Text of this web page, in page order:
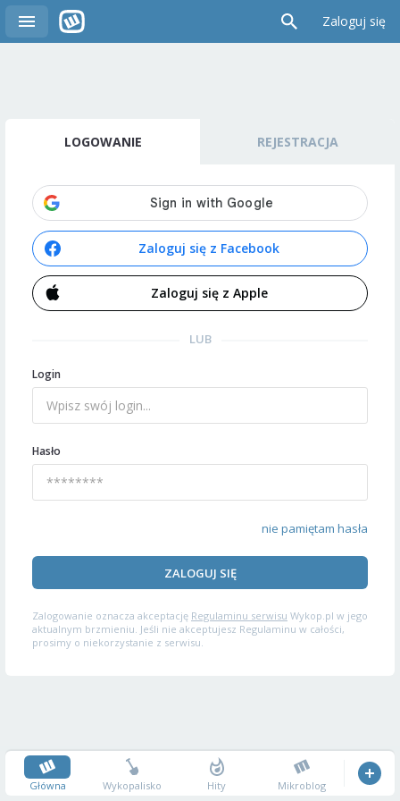
Zaloguj się
LOGOWANIE REJESTRACJA
Zaloguj się z Facebook
Zaloguj się z Apple
LUB
Login
Hasło
nie pamiętam hasła
ZALOGUJ SIĘ
Zalogowanie oznacza akceptację Regulaminu serwisu Wykop.pl w jego
aktualnym brzmieniu. Jeśli nie akceptujesz Regulaminu w całości,
prosimy o niekorzystanie z serwisu.
Główna Wykopalisko Hity Mikroblog